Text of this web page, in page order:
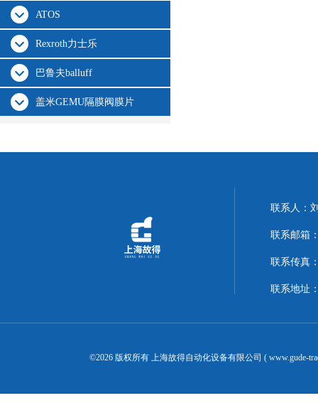
ATOS
Rexroth力士乐
巴鲁夫balluff
盖米GEMU隔膜阀膜片
联系人：
联系邮箱
联系传真
联系地址
©2026 版权所有 上海故得自动化设备有限公司 ( www.gude-